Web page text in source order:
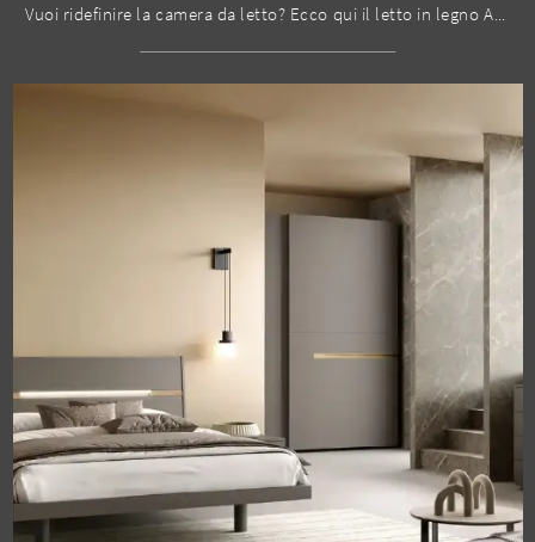
Vuoi ridefinire la camera da letto? Ecco qui il letto in legno Apollo V13 di Moretti Compact Giorno Notte per spazi design.